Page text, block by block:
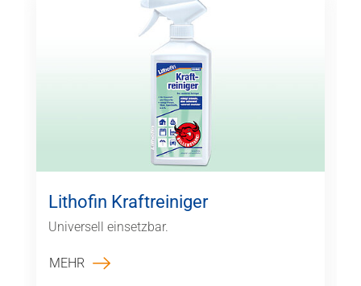
Lithofin Kraftreiniger
Universell einsetzbar.
MEHR